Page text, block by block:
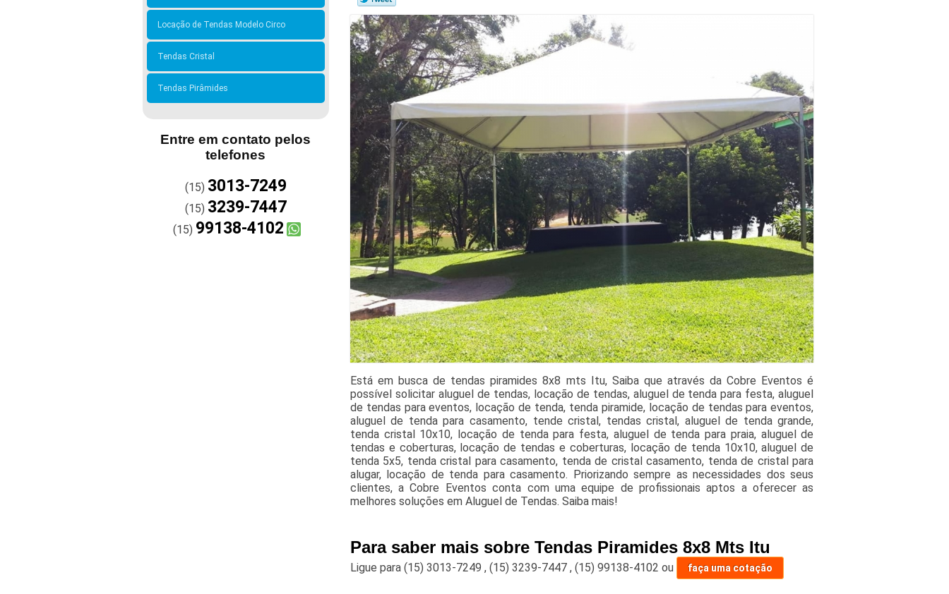
Locação de Tendas Modelo Circo
Tendas Cristal
Tendas Pirâmides
Entre em contato pelos
telefones
(15) 3013-7249
(15) 3239-7447
(15) 99138-4102
Está em busca de tendas piramides 8x8 mts Itu, Saiba que através da Cobre Eventos é
possível solicitar aluguel de tendas, locação de tendas, aluguel de tenda para festa, aluguel
de tendas para eventos, locação de tenda, tenda piramide, locação de tendas para eventos,
aluguel de tenda para casamento, tende cristal, tendas cristal, aluguel de tenda grande,
tenda cristal 10x10, locação de tenda para festa, aluguel de tenda para praia, aluguel de
tendas e coberturas, locação de tendas e coberturas, locação de tenda 10x10, aluguel de
tenda 5x5, tenda cristal para casamento, tenda de cristal casamento, tenda de cristal para
alugar, locação de tenda para casamento. Priorizando sempre as necessidades dos seus
clientes, a Cobre Eventos conta com uma equipe de profissionais aptos a oferecer as
melhores soluções em Aluguel de Tendas. Saiba mais!
Para saber mais sobre Tendas Piramides 8x8 Mts Itu
Ligue para (15) 3013-7249 , (15) 3239-7447 , (15) 99138-4102 ou faça uma cotação